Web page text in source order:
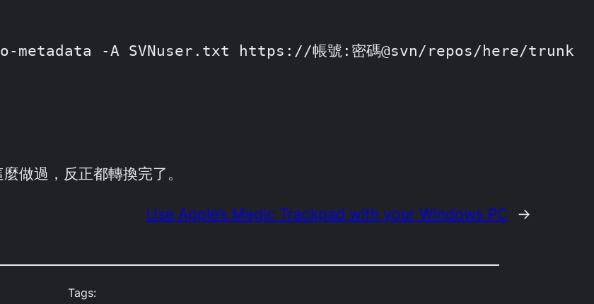
-A SVNuser.txt https://帳號:密碼@svn/repos/here/trunk
做過，反正都轉換完了。
Use Apple’s Magic Trackpad with your Windows PC →
Tags: